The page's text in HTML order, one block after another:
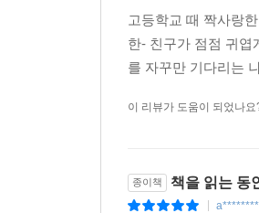
고등학교 때 짝사랑
한- 친구가 점점 귀엽
를 자꾸만 기다리는
이 리뷰가 도움이 되었나요
종이책 책을 읽는 동